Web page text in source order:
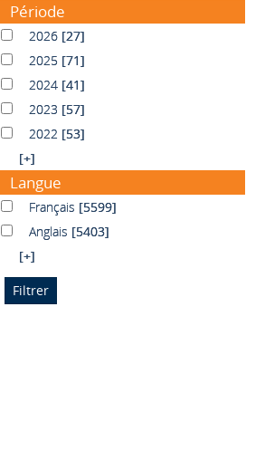
Période
20262026 [27]
20252025 [71]
20242024 [41]
20232023 [57]
20222022 [53]
[+]
Langue
FrançaisFrançais [5599]
AnglaisAnglais [5403]
[+]